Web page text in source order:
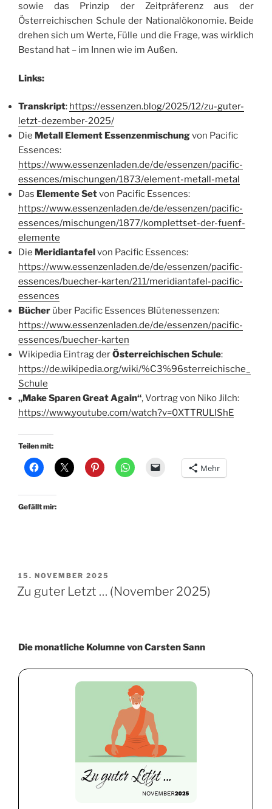
sowie das Prinzip der Zeitpräferenz aus der
Österreichischen Schule der Nationalökonomie. Beide
drehen sich um Werte, Fülle und die Frage, was wirklich
Bestand hat – im Innen wie im Außen.
Links:
Transkript: https://essenzen.blog/2025/12/zu-guter-
letzt-dezember-2025/
Die Metall Element Essenzenmischungvon Pacific
Essences:
https://www.essenzenladen.de/de/essenzen/pacific-
essences/mischungen/1873/element-metall-metal
Das Elemente Setvon Pacific Essences:
https://www.essenzenladen.de/de/essenzen/pacific-
essences/mischungen/1877/komplettset-der-fuenf-
elemente
Die Meridiantafelvon Pacific Essences:
https://www.essenzenladen.de/de/essenzen/pacific-
essences/buecher-karten/211/meridiantafel-pacific-
essences
Bücher über Pacific Essences Blütenessenzen:
https://www.essenzenladen.de/de/essenzen/pacific-
essences/buecher-karten
Wikipedia Eintrag derÖsterreichischen Schule:
https://de.wikipedia.org/wiki/%C3%96sterreichische_
Schule
„Make Sparen Great Again“, Vortrag von Niko Jilch:
https://www.youtube.com/watch?v=0XTTRULlShE
Teilen mit:
Mehr
Gefällt mir:
VERÖFFENTLICHT
AM
15. NOVEMBER 2025
Zu guter Letzt … (November 2025)
Die monatliche Kolumne von Carsten Sann